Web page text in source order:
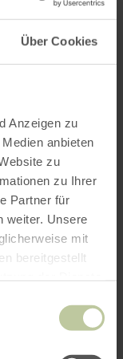
Über Cookies
Anzeigen zu
anbieten
zu
zu Ihrer
Partner für
weiter. Unsere
mit
bereitgestellt
Show
ist! In
Charly
wie optisch
sind
dass selbst
das der